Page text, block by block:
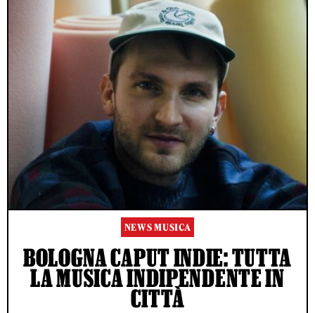
NEWS MUSICA
BOLOGNA CAPUT INDIE: TUTTA
LA MUSICA INDIPENDENTE IN
CITTÀ